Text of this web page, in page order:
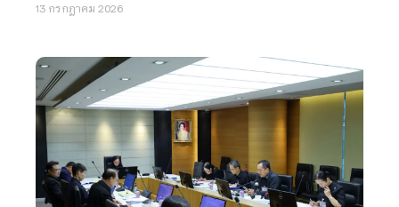
13 กรกฎาคม 2026